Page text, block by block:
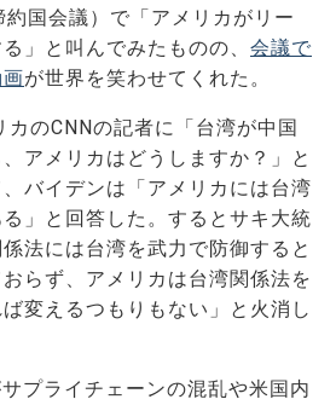
国会議）で「アメリカがリー
」と叫んでみたものの、 会議で
が世界を笑わせてくれた。
のCNNの記者に「台湾が中国
アメリカはどうしますか？」と
バイデンは「アメリカには台湾
」と回答した。するとサキ大統
法には台湾を武力で防御すると
らず、アメリカは台湾関係法を
変えるつもりもない」と火消し
プライチェーンの混乱や米国内